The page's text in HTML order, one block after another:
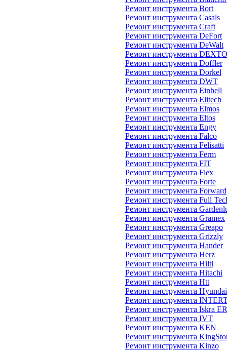
Ремонт инструмента Bort
Ремонт инструмента Casals
Ремонт инструмента Craft
Ремонт инструмента DeFort
Ремонт инструмента DeWalt
Ремонт инструмента
Ремонт инструмента Doffler
Ремонт инструмента Dorkel
Ремонт инструмента DWT
Ремонт инструмента Einhell
Ремонт инструмента Elitech
Ремонт инструмента Elmos
Ремонт инструмента Eltos
Ремонт инструмента Engy
Ремонт инструмента Falco
Ремонт инструмента Felisatti
Ремонт инструмента Ferm
Ремонт инструмента FIT
Ремонт инструмента Flex
Ремонт инструмента Forte
Ремонт инструмента Forward
Ремонт инструмента Full
Ремонт инструмента
Ремонт инструмента Gramex
Ремонт инструмента Greapo
Ремонт инструмента Grizzly
Ремонт инструмента Hander
Ремонт инструмента Herz
Ремонт инструмента Hilti
Ремонт инструмента Hitachi
Ремонт инструмента Htt
Ремонт инструмента Hyundai
Ремонт инструмента
Ремонт инструмента Iskra
Ремонт инструмента IVT
Ремонт инструмента KEN
Ремонт инструмента
Ремонт инструмента Kinzo